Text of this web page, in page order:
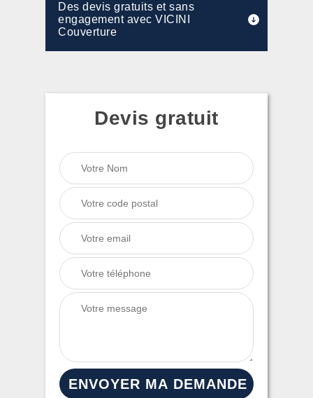
Des devis gratuits et sans
engagement avec VICINI
Couverture
Devis gratuit